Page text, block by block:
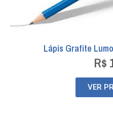
Lápis Grafite
R$
VER